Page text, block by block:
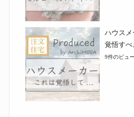
ハウス
覚悟す
9件のビュー